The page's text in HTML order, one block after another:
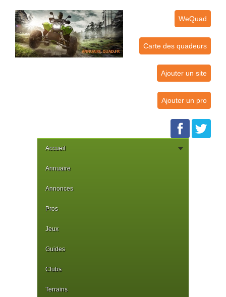
WeQuad
Carte des quadeurs
Ajouter un site
Ajouter un pro
Accueil
Annuaire
Annonces
Pros
Jeux
Guides
Clubs
Terrains